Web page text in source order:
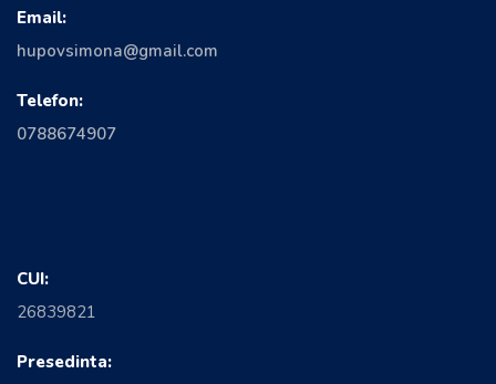
Email:
hupovsimona@gmail.com
Telefon:
0788674907
CUI:
26839821
Presedinta: